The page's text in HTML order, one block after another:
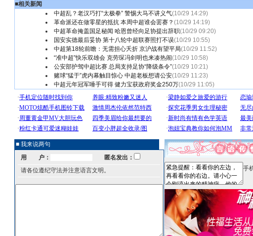
■相关新闻
中超乱？老汉巧打“太极拳” 警惕大马不讲义气(10/29 14:29)
革命派还在做零星的抵抗 本周中超谁会罢赛？ (10/29 14:19)
中超革命掩盖国足秘闻 哈恩曾经向足协提出辞职(10/29 09:20)
国安实德最后妥协 第十八轮中超联赛照打不误(10/29 10:55)
中超第18轮前瞻：无需担心夭折 京沪战有望平局(10/29 11:52)
“准中超”快乐双雄会 克劳琛冯剑明也来凑热闹(10/29 10:58)
公安部护驾中超比赛 总局支持足协“降级条令”(10/29 10:21)
赌球“猛于”虎内幕触目惊心 中超老板想请公安(10/29 11:23)
中超元年冠军唾手可得 健力宝获政府奖金250万(10/29 11:05)
■ 我来说两句
用 户：
匿名发出：
请各位遵纪守法并注意语言文明。
手